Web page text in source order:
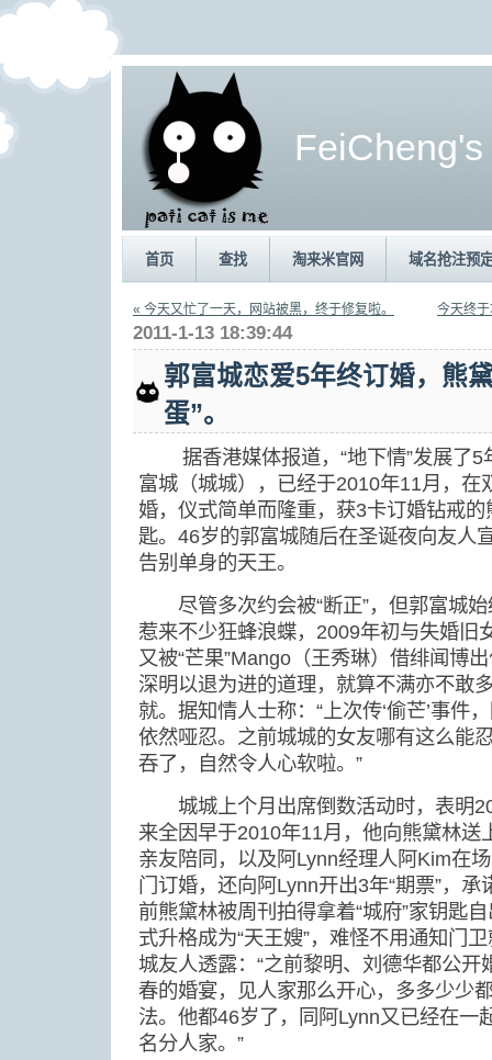
首页 查找 淘来米官网 域名抢注预
« 今天又忙了一天，网站被黑，终于修复啦。 今天终
2011-1-13 18:39:44
郭富城恋爱5年终订婚，熊
蛋”。
据香港媒体报道，“地下情”发展了5
富城（城城），已经于2010年11月，在
婚，仪式简单而隆重，获3卡订婚钻戒的
匙。46岁的郭富城随后在圣诞夜向友人
告别单身的天王。
尽管多次约会被“断正”，但郭富城始
惹来不少狂蜂浪蝶，2009年初与失婚旧
又被“芒果”Mango（王秀琳）借绯闻博
深明以退为进的道理，就算不满亦不敢
就。据知情人士称：“上次传‘偷芒’事件
依然哑忍。之前城城的女友哪有这么能
吞了，自然令人心软啦。”
城城上个月出席倒数活动时，表明
来全因早于2010年11月，他向熊黛林送
亲友陪同，以及阿Lynn经理人阿Kim在
门订婚，还向阿Lynn开出3年“期票”，
前熊黛林被周刊拍得拿着“城府”家钥匙
式升格成为“天王嫂”，难怪不用通知门
城友人透露：“之前黎明、刘德华都公
春的婚宴，见人家那么开心，多多少少
法。他都46岁了，同阿Lynn又已经在一
名分人家。”